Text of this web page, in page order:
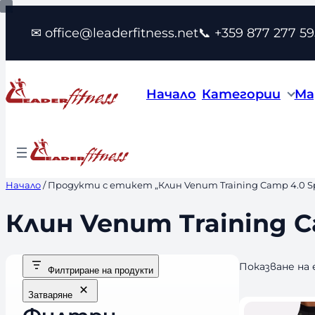
Към
съдържанието
✉ office@leaderfitness.net📞 +359 877 277
Начало Категории
Начало/ Продукти с етикет „Клин Venum Training Camp 4.0
Клин Venum Training
Филтриране на продукти
Затваряне
Показване